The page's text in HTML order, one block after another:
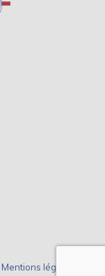
Mentions légales